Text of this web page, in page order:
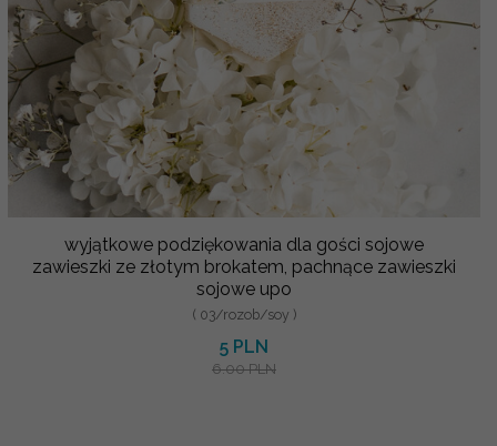
wyjątkowe podziękowania dla gości sojowe
zawieszki ze złotym brokatem, pachnące zawieszki
sojowe upo
( 03/rozob/soy )
5 PLN
6.00 PLN